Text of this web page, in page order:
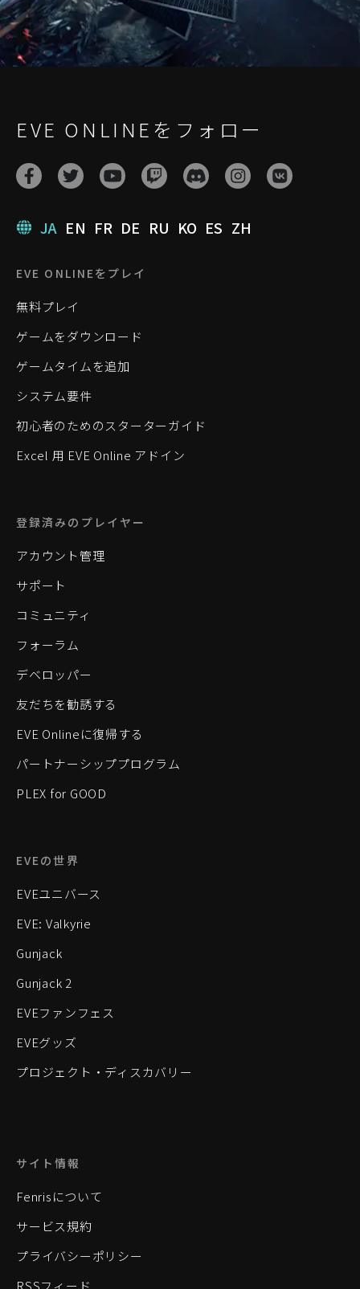
EVE ONLINEをフォロー
JA EN FR DE RU KO ES ZH
EVE ONLINEをプレイ
無料プレイ
ゲームをダウンロード
ゲームタイムを追加
システム要件
初心者のためのスターターガイド
Excel 用 EVE Online アドイン
登録済みのプレイヤー
アカウント管理
サポート
コミュニティ
フォーラム
デベロッパー
友だちを勧誘する
EVE Onlineに復帰する
パートナーシッププログラム
PLEX for GOOD
EVEの世界
EVEユニバース
EVE: Valkyrie
Gunjack
Gunjack 2
EVEファンフェス
EVEグッズ
プロジェクト・ディスカバリー
サイト情報
Fenrisについて
サービス規約
プライバシーポリシー
RSSフィード